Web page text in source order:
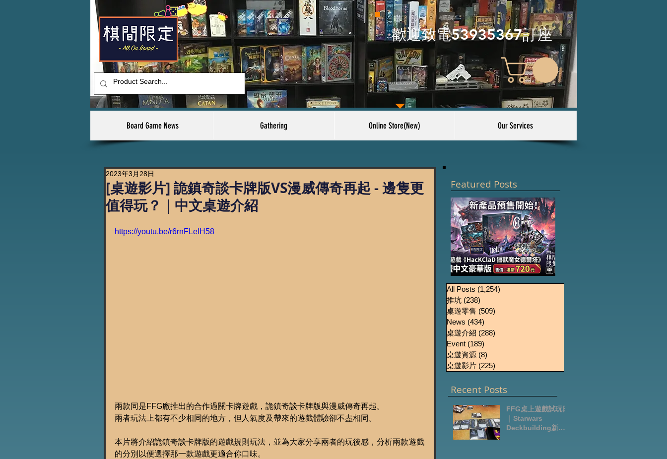
​歡迎致電53935367訂座
Board Game News Gathering Online Store(New) Our Services
[桌遊影片] 詭鎮奇談卡牌版VS漫威傳奇再起 - 邊隻更
值得玩？｜中文桌遊介紹
2023年3月28日
https://youtu.be/r6rnFLelH58
兩款同是FFG廠推出的合作過關卡牌遊戲，詭鎮奇談卡牌版與漫威傳奇再起。
兩者玩法上都有不少相同的地方，但人氣度及帶來的遊戲體驗卻不盡相同。
本片將介紹詭鎮奇談卡牌版的遊戲規則玩法，並為大家分享兩者的玩後感，分析兩款遊戲
的分別以便選擇那一款遊戲更適合你口味。
Featured Posts
《HacKClaD獵獸魔女
德爾塔》繁體中文豪
華版開放預售
All Posts (1,254)
推坑 (238)
桌遊零售 (509)
News (434)
桌遊介紹 (288)
Event (189)
桌遊資源 (8)
桌遊影片 (225)
Recent Posts
FFG桌上遊戲試玩日
｜Starwars
Deckbuilding新擴